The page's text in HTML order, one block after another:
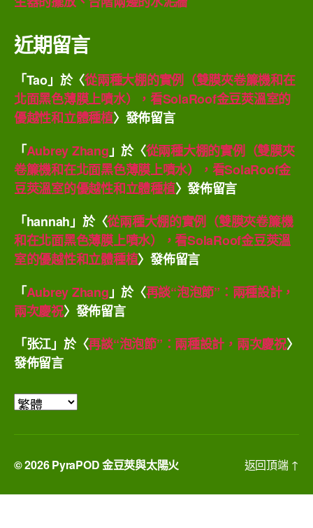
近期留言
「Tao」於〈從兩種大棚的實例（雙膜夾卷簾機和在
北面黑色薄膜上噴水），看SolaRoof金豆莢溫室的
優越性和立體種植〉發佈留言
「Aubrey Zhang 」於〈從兩種大棚的實例（雙膜夾
卷簾機和在北面黑色薄膜上噴水），看SolaRoof金
豆莢溫室的優越性和立體種植〉發佈留言
「hannah 」於〈從兩種大棚的實例（雙膜夾卷簾機
和在北面黑色薄膜上噴水），看SolaRoof金豆莢溫
室的優越性和立體種植〉發佈留言
「Aubrey Zhang 」於〈再談“泡泡節”：兩種設計，
兩次慶祝〉發佈留言
「张江」於〈再談“泡泡節”：兩種設計，兩次慶祝〉
發佈留言
選
語
© 2026PyraPOD 金豆莢與太陽火 返回頂端 ↑